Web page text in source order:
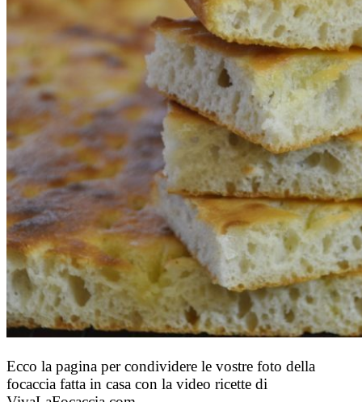
Ecco la pagina per condividere le vostre foto della
focaccia fatta in casa con la video ricette di